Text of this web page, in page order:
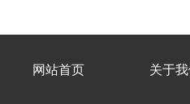
网站首页 关于